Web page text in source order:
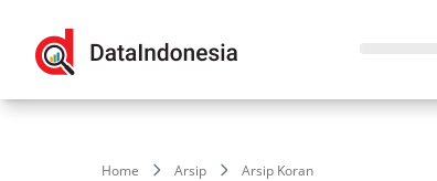
Home Arsip Arsip Koran